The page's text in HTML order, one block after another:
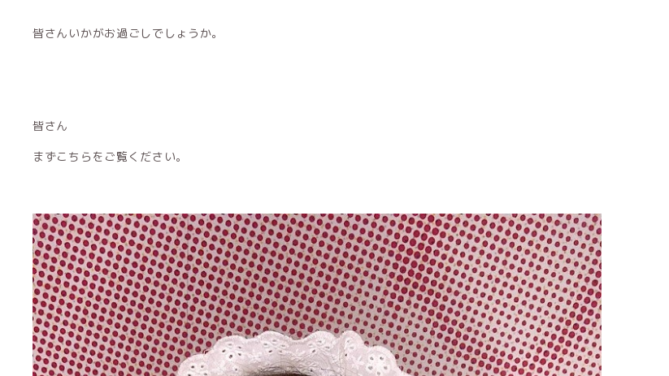
皆さんいかがお過ごしでしょうか。
皆さん
まずこちらをご覧ください。